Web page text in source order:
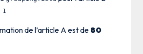
1
de l’article A est de 80